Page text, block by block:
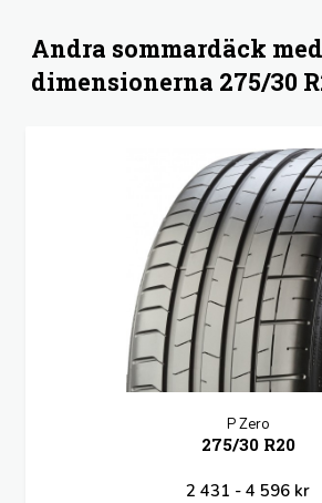
Andra sommardäck med
dimensionerna 275/30
P Zero
275/30 R20
2 431 - 4 596 kr